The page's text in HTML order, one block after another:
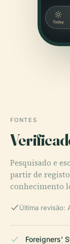
FONTES
Pesquisado e
partir de
conhecimento
Última revisão:
Foreigners’